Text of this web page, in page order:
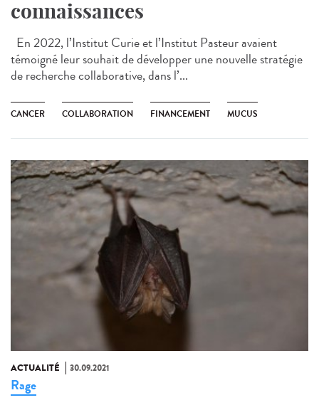
connaissances
En 2022, l’Institut Curie et l’Institut Pasteur avaient
témoigné leur souhait de développer une nouvelle stratégie
de recherche collaborative, dans l’...
CANCER COLLABORATION FINANCEMENT MUCUS
ACTUALITÉ 30.09.2021
Rage